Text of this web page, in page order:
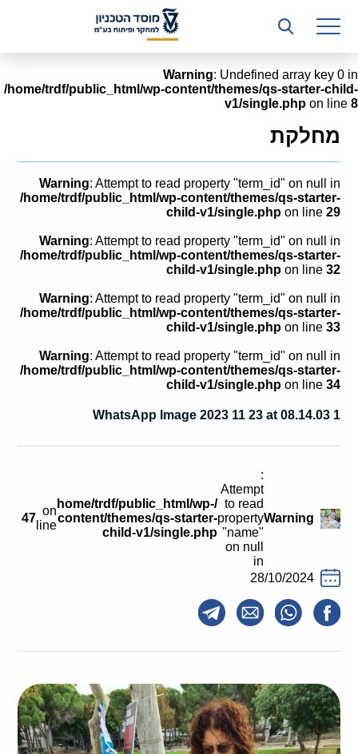
רשות המחקר
היחידה העסקית (T3)
קשרי תעשייה
ביה”ס ללימודי המשך
המכון הישראלי לטכנולוגיות ייצור חומרים
משאבי אנוש
כספים וכלכלה
המחלקה המשפטית
מחלקת תפעול
קולות קוראים
English
Warning: Undefined array key 0 in
/home/trdf/public_html/wp-content/themes/qs-starter-child-
v1/single.php on line 8
מחלקת
Warning: Attempt to read property "term_id" on null in
/home/trdf/public_html/wp-content/themes/qs-starter-
child-v1/single.phpon line 29
Warning: Attempt to read property "term_id" on null in
/home/trdf/public_html/wp-content/themes/qs-starter-
child-v1/single.phpon line 32
Warning: Attempt to read property "term_id" on null in
/home/trdf/public_html/wp-content/themes/qs-starter-
child-v1/single.phpon line 33
Warning: Attempt to read property "term_id" on null in
/home/trdf/public_html/wp-content/themes/qs-starter-
child-v1/single.phpon line 34
WhatsApp Image 2023 11 23 at 08.14.03 1
Warning
:
Attempt
to read
property
"name"
on null
in
/home/trdf/public_html/wp-
content/themes/qs-starter-
child-v1/single.php
on
line
47
28/10/2024